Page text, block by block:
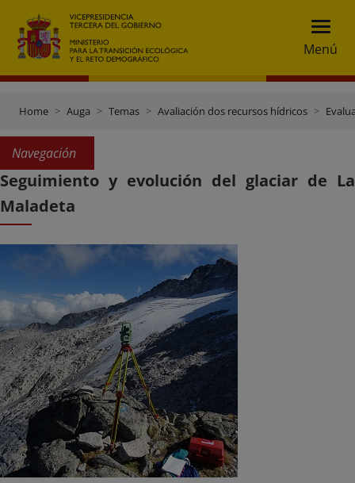
Menú
Home Auga Temas Avaliación dos recursos hídricos
Navegación
Seguimiento y evolución del glaciar de La
Maladeta